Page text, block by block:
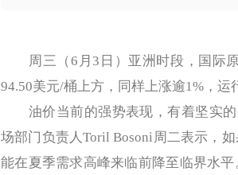
周三（6月3日）亚洲时段，国际原
94.50美元/桶上方，同样上涨逾1%，运
油价当前的强势表现，有着坚实的
场部门负责人Toril Bosoni周二表示，
能在夏季需求高峰来临前降至临界水